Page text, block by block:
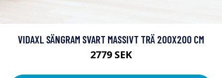
VIDAXL SÄNGRAM SVART MASSIVT TRÄ 200X200 CM
2779 SEK